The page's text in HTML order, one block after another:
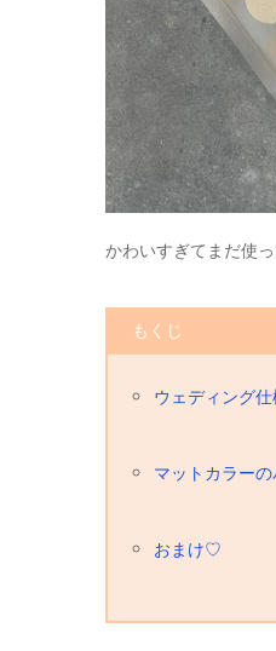
かわいすぎてまだ使
もくじ
ウェディング
マットカラー
おまけ♡